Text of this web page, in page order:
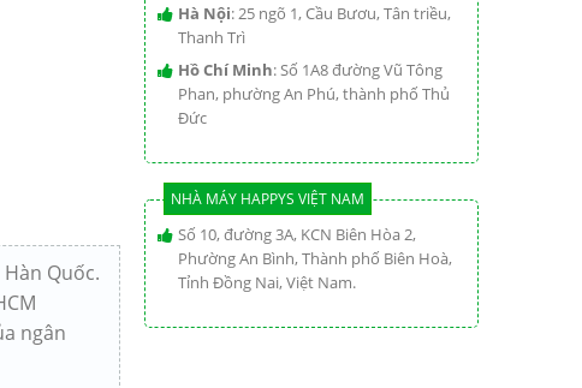
Quốc.
ngân
Hà Nội: 25 ngõ 1, Cầu Bươu, Tân triều,
Thanh Trì
Hồ Chí Minh: Số 1A8 đường Vũ Tông
Phan, phường An Phú, thành phố Thủ
Đức
NHÀ MÁY HAPPYS VIỆT NAM
Số 10, đường 3A, KCN Biên Hòa 2,
Phường An Bình, Thành phố Biên Hoà,
Tỉnh Đồng Nai, Việt Nam.